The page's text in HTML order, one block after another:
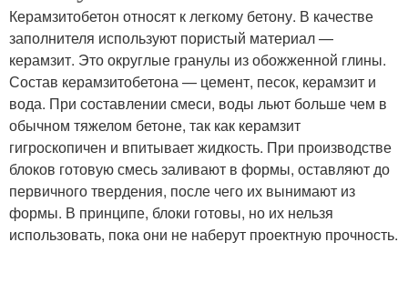
Керамзитобетон относят к легкому бетону. В качестве
заполнителя используют пористый материал —
керамзит. Это округлые гранулы из обожженной глины.
Состав керамзитобетона — цемент, песок, керамзит и
вода. При составлении смеси, воды льют больше чем в
обычном тяжелом бетоне, так как керамзит
гигроскопичен и впитывает жидкость. При производстве
блоков готовую смесь заливают в формы, оставляют до
первичного твердения, после чего их вынимают из
формы. В принципе, блоки готовы, но их нельзя
использовать, пока они не наберут проектную прочность.